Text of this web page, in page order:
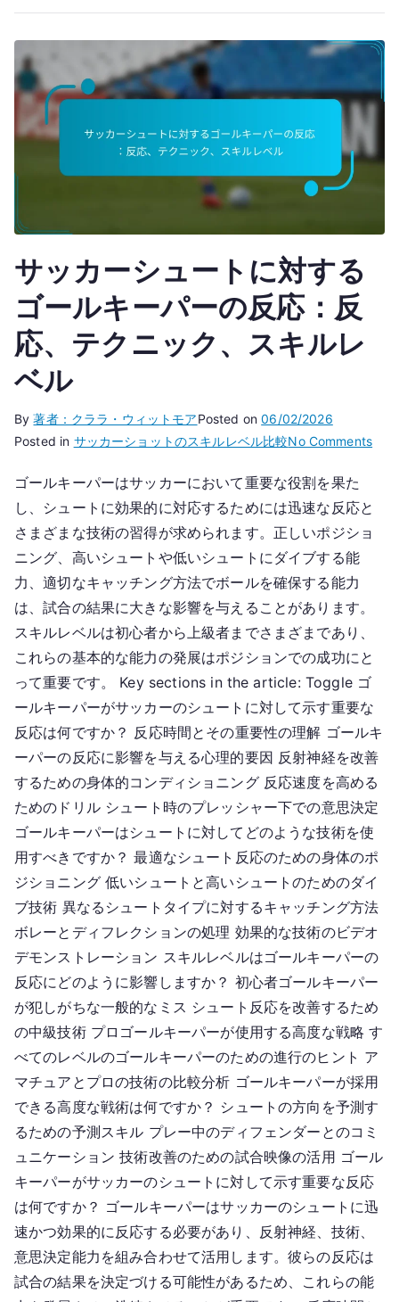
サッカーシュートに対する
ゴールキーパーの反応：反
応、テクニック、スキルレ
ベル
By著者：クララ・ウィットモアPosted on06/02/2026
Posted in サッカーショットのスキルレベル比較No Commentson
る
ゴ
ー
ル
ー
パ
ー
の
反
応：
反
ニ
ク、
ス
キ
ル
レ
ベ
ゴールキーパーはサッカーにおいて重要な役割を果た
し、シュートに効果的に対応するためには迅速な反応と
さまざまな技術の習得が求められます。正しいポジショ
ニング、高いシュートや低いシュートにダイブする能
力、適切なキャッチング方法でボールを確保する能力
は、試合の結果に大きな影響を与えることがあります。
スキルレベルは初心者から上級者までさまざまであり、
これらの基本的な能力の発展はポジションでの成功にと
って重要です。 Key sections in the article: Toggle ゴ
ールキーパーがサッカーのシュートに対して示す重要な
反応は何ですか？ 反応時間とその重要性の理解 ゴールキ
ーパーの反応に影響を与える心理的要因 反射神経を改善
するための身体的コンディショニング 反応速度を高める
ためのドリル シュート時のプレッシャー下での意思決定
ゴールキーパーはシュートに対してどのような技術を使
用すべきですか？ 最適なシュート反応のための身体のポ
ジショニング 低いシュートと高いシュートのためのダイ
ブ技術 異なるシュートタイプに対するキャッチング方法
ボレーとディフレクションの処理 効果的な技術のビデオ
デモンストレーション スキルレベルはゴールキーパーの
反応にどのように影響しますか？ 初心者ゴールキーパー
が犯しがちな一般的なミス シュート反応を改善するため
の中級技術 プロゴールキーパーが使用する高度な戦略 す
べてのレベルのゴールキーパーのための進行のヒント ア
マチュアとプロの技術の比較分析 ゴールキーパーが採用
できる高度な戦術は何ですか？ シュートの方向を予測す
るための予測スキル プレー中のディフェンダーとのコミ
ュニケーション 技術改善のための試合映像の活用 ゴール
キーパーがサッカーのシュートに対して示す重要な反応
は何ですか？ ゴールキーパーはサッカーのシュートに迅
速かつ効果的に反応する必要があり、反射神経、技術、
意思決定能力を組み合わせて活用します。彼らの反応は
試合の結果を決定づける可能性があるため、これらの能